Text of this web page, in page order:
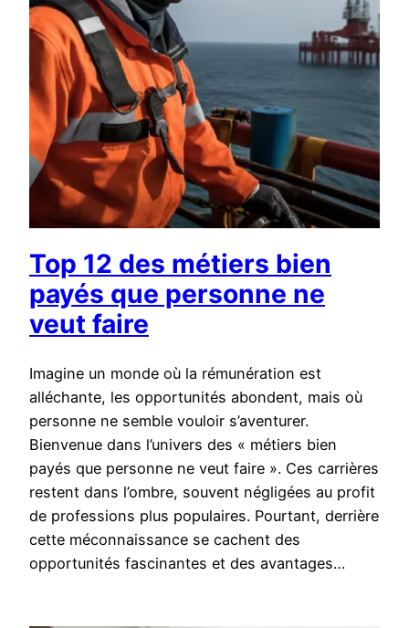
Top 12 des métiers bien
payés que personne ne
veut faire
Imagine un monde où la rémunération est
alléchante, les opportunités abondent, mais où
personne ne semble vouloir s’aventurer.
Bienvenue dans l’univers des « métiers bien
payés que personne ne veut faire ». Ces carrières
restent dans l’ombre, souvent négligées au profit
de professions plus populaires. Pourtant, derrière
cette méconnaissance se cachent des
opportunités fascinantes et des avantages…